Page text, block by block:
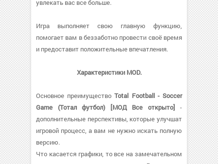
увлекать вас все больше.
Игра выполняет свою главную функцию,
помогает вам в беззаботно провести своё время
и предоставит положительные впечатления.
Характеристики MOD.
Основное преимуществоTotal Football - Soccer
Game (Тотал футбол) [МОД Все открыто] -
дополнительные перспективы, которые улучшат
игровой процесс, а вам не нужно искать полную
версию.
Что касается графики, то все на замечательном